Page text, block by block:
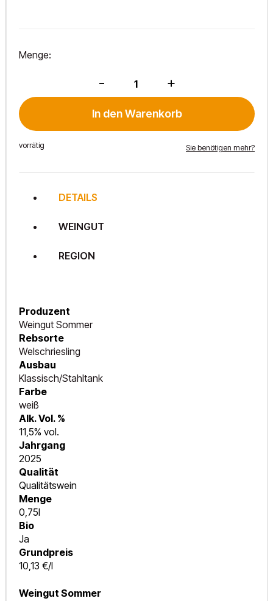
Menge:
-
Klassik
2025
Menge
+
In den Warenkorb
vorrätig Sie benötigen mehr?
DETAILS
WEINGUT
REGION
Produzent
Weingut Sommer
Rebsorte
Welschriesling
Ausbau
Klassisch/Stahltank
Farbe
weiß
Alk. Vol. %
11,5% vol.
Jahrgang
2025
Qualität
Qualitätswein
Menge
0,75l
Bio
Ja
Grundpreis
10,13 €/l
Weingut Sommer